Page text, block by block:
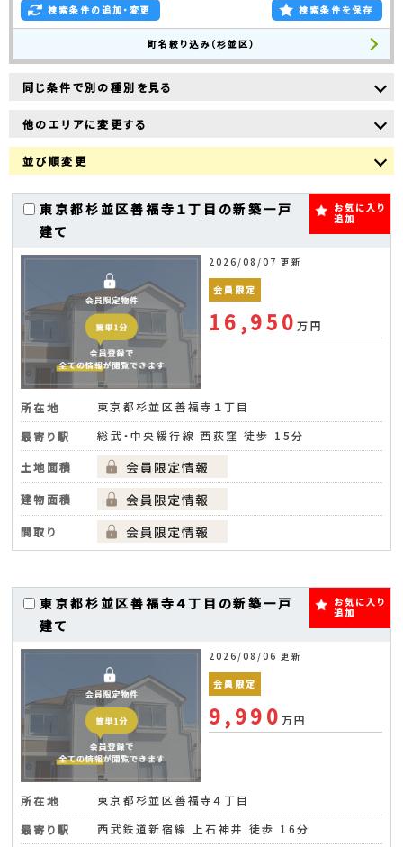
検索条件の追加・変更 検索条件を保存
町名絞り込み（杉並区）
同じ条件で別の種別を見る
他のエリアに変更する
並び順変更
東京都杉並区善福寺１丁目の新築一戸
建て
お気に入り
追加
2026/08/07 更新
会員限定
16,950万円
所在地
東京都杉並区善福寺１丁目
最寄り駅
総武・中央緩行線 西荻窪 徒歩 15分
土地面積
建物面積
間取り
東京都杉並区善福寺４丁目の新築一戸
建て
お気に入り
追加
2026/08/06 更新
会員限定
9,990万円
所在地
東京都杉並区善福寺４丁目
最寄り駅
西武鉄道新宿線 上石神井 徒歩 16分